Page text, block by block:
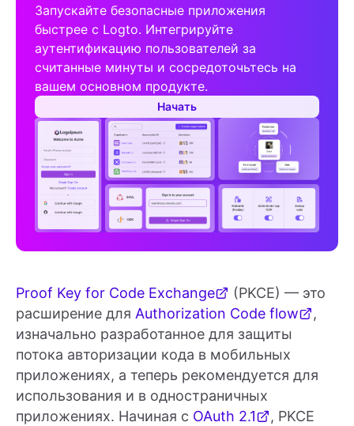
Запускайте безопасные приложения
быстрее с Logto. Интегрируйте
аутентификацию пользователей за
считанные минуты и сосредоточьтесь на
вашем основном продукте.
Начать
Proof Key for Code Exchange
(PKCE) — это
расширение для Authorization Code flow
,
изначально разработанное для защиты
потока авторизации кода в мобильных
приложениях, а теперь рекомендуется для
использования и в одностраничных
приложениях. Начиная с OAuth 2.1
, PKCE